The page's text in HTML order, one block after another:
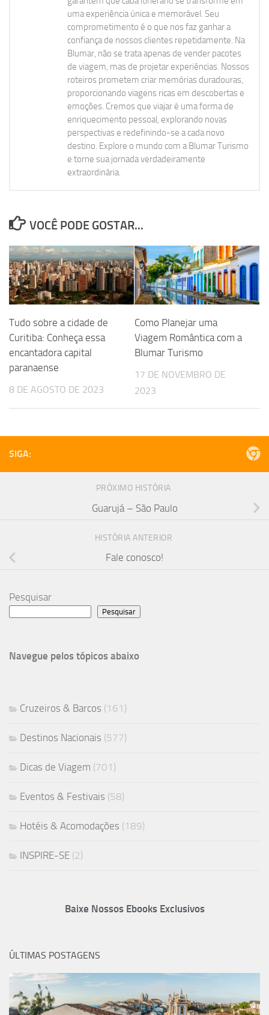
uma experiência única e memorável. Seu
comprometimento é o que nos faz ganhar a
confiança de nossos clientes repetidamente. Na
Blumar, não se trata apenas de vender pacotes
de viagem, mas de projetar experiências. Nossos
roteiros prometem criar memórias duradouras,
proporcionando viagens ricas em descobertas e
emoções. Cremos que viajar é uma forma de
enriquecimento pessoal, explorando novas
perspectivas e redefinindo-se a cada novo
destino. Explore o mundo com a Blumar Turismo
e torne sua jornada verdadeiramente
extraordinária.
VOCÊ PODE GOSTAR...
Tudo sobre a cidade de
Curitiba: Conheça essa
encantadora capital
paranaense
8 DE AGOSTO DE 2023
Como Planejar uma
Viagem Romântica com a
Blumar Turismo
17 DE NOVEMBRO DE
2023
SIGA:
PRÓXIMO HISTÓRIA
Guarujá – São Paulo
HISTÓRIA ANTERIOR
Fale conosco!
Pesquisar
Pesquisar
Navegue pelos tópicos abaixo
Cruzeiros & Barcos (161)
Destinos Nacionais (577)
Dicas de Viagem (701)
Eventos & Festivais (58)
Hotéis & Acomodações (189)
INSPIRE-SE (2)
Baixe Nossos Ebooks Exclusivos
ÚLTIMAS POSTAGENS